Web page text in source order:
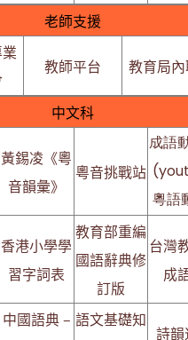
老師支援
教師平台 教育局
中文科
黃錫凌《粵
音韻彙》
粵音挑戰站
成語
粵語
香港小學學
習字詞表
教育部重編
國語辭典修
訂版
台灣
成
中國語典 – 語文基礎知
詩